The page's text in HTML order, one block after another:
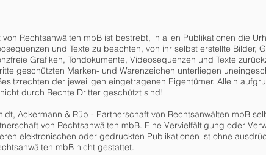
Rechtsanwälten mbB ist bestrebt, in allen Publikationen die
und Texte zu beachten, von ihr selbst erstellte Bilder,
Grafiken, Tondokumente, Videosequenzen und Texte
geschützten Marken- und Warenzeichen unterliegen
der jeweiligen eingetragenen Eigentümer. Allein
durch Rechte Dritter geschützt sind!
Ackermann & Rüb - Partnerschaft von Rechtsanwälten mbB
von Rechtsanwälten mbB. Eine Vervielfältigung oder
elektronischen oder gedruckten Publikationen ist ohne
mbB nicht gestattet.